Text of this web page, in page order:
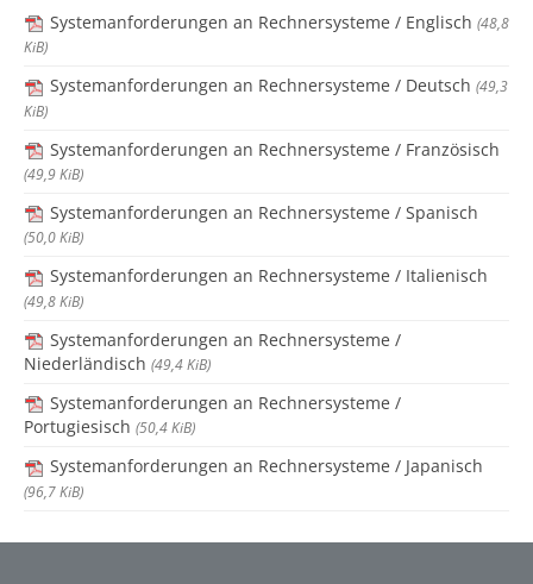
Systemanforderungen an Rechnersysteme / Englisch (48,8
KiB)
Systemanforderungen an Rechnersysteme / Deutsch (49,3
KiB)
Systemanforderungen an Rechnersysteme / Französisch
(49,9 KiB)
Systemanforderungen an Rechnersysteme / Spanisch
(50,0 KiB)
Systemanforderungen an Rechnersysteme / Italienisch
(49,8 KiB)
Systemanforderungen an Rechnersysteme /
Niederländisch (49,4 KiB)
Systemanforderungen an Rechnersysteme /
Portugiesisch (50,4 KiB)
Systemanforderungen an Rechnersysteme / Japanisch
(96,7 KiB)